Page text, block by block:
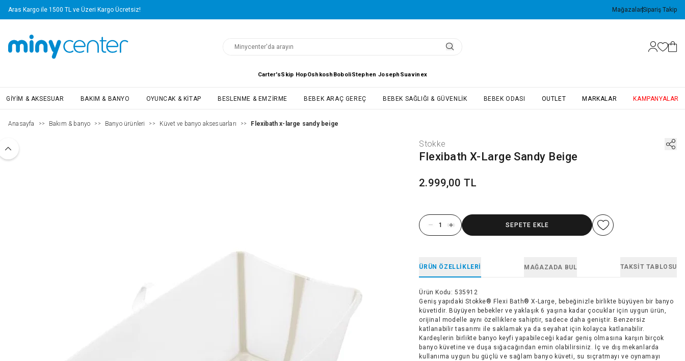
Aras Kargo ile 1500 TL ve Üzeri Kargo Ücretsiz! MağazalarSipariş Takip
Carter'sSkip HopOshkosh BoboliStephen Joseph Suavinex
GIYIM & AKSESUAR BAKIM & BANYO OYUNCAK & KITAP BESLENME & EMZIRME BEBEK ARAÇ GEREÇ BEBEK SAĞLIĞI & GÜVENLIK BEBEK ODASI OUTLET MARKALAR KAMPANYALAR
Anasayfa >> Bakım & banyo >> Banyo ürünleri >> Küvet ve banyo aksesuarları >> Flexibath x-large sandy beige
Stokke
Flexibath X-Large Sandy Beige
2.999,00 TL
SEPETE EKLE
ÜRÜN ÖZELLIKLERI MAĞAZADA BUL TAKSIT TABLOSU
Ürün Kodu : 535912
Geniş yapıdaki Stokke® Flexi Bath® X-Large, bebeğinizle birlikte büyüyen bir banyo
küvetidir. Büyüyen bebekler ve yaklaşık 6 yaşına kadar çocuklar için uygun ürün,
orijinal modelle aynı özelliklere sahiptir, sadece daha geniştir. Benzersiz
katlanabilir tasarımı ile saklamak ya da seyahat için kolayca katlanabilir.
Kardeşlerin birlikte banyo keyfi yapabileceği kadar geniş olmasına karşın birçok
banyo küvetine ve duşa sığacağından emin olabilirsiniz. İç ve dış mekanlarda
kullanıma uygun bu güçlü ve sağlam banyo küveti, su sıçratmayı ve oynamayı